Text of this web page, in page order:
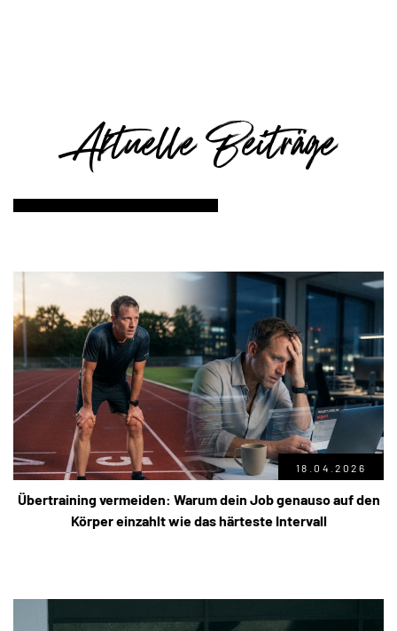
Aktuelle Beiträge
18.04.2026
Übertraining vermeiden: Warum dein Job genauso auf den
Körper einzahlt wie das härteste Intervall